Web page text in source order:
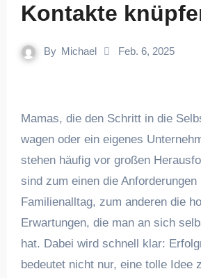
Kontakte
By Michael Feb. 6, 2025
Mamas, die den Schritt in die Selbstständigkeit
wagen oder ein eigenes
stehen häufig vor großen
sind zum einen die Anforderungen
Familienalltag, zum anderen die
Erwartungen, die man an sich
hat. Dabei wird schnell klar:
bedeutet nicht nur, eine tolle Idee